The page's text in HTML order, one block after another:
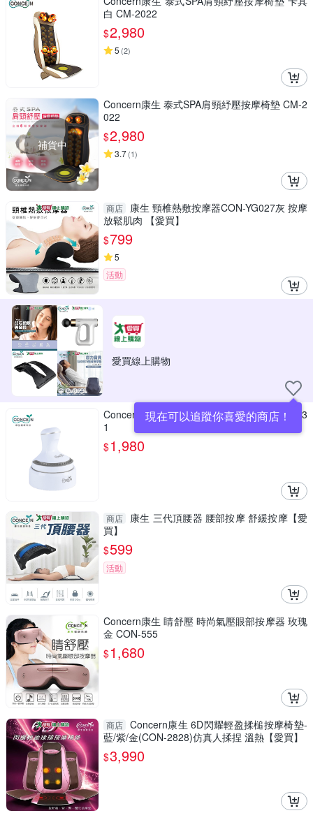
白 CM-2022
$2,980
5 (2)
補貨中
Concern康生 泰式SPA肩頸紓壓按摩椅墊 CM-2
022
$2,980
3.7(1)
商店
康生 頸椎熱敷按摩器CON-YG027灰 按摩
放鬆肌肉 【愛買】
$799
5
活動
愛買線上購物
現在可以追蹤你喜愛的商店！
Concern 康生 魔力抓抓抓頭部按摩器 CON-13
1
$1,980
商店
康生 三代頂腰器 腰部按摩 舒緩按摩【愛
買】
$599
活動
Concern康生 睛舒壓 時尚氣壓眼部按摩器 玫瑰
金 CON-555
$1,680
商店 Concern康生 6D閃耀輕盈揉槌按摩椅墊-
藍/紫/金(CON-2828)仿真人揉捏 溫熱【愛買】
$3,990